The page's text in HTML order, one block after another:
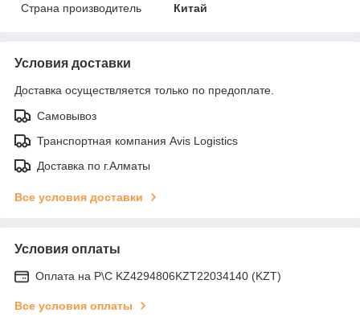
Страна производитель
Китай
Условия доставки
Доставка осуществляется только по предоплате.
Самовывоз
Транспортная компания Avis Logistics
Доставка по г.Алматы
Все условия доставки
Условия оплаты
Оплата на Р\С KZ4294806KZT22034140 (KZT)
Все условия оплаты